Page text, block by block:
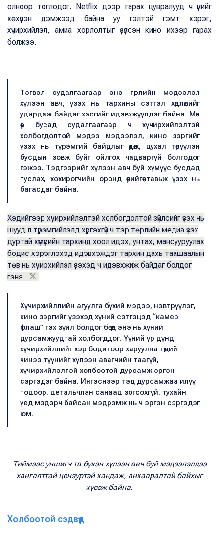
олноор тоглодог. Netflix дээр гарах цувралууд ч үүнийг
хөхүүлэн дэмжээд байна уу гэлтэй гэмт хэрэг,
хүчирхийлэл, амиа хорлолтыг үзүүлсэн кино ихээр гарах
болжээ.
Тэгвэл судалгаагаар энэ төрлийн мэдээлэл
хүлээн авч, үзэх нь тархины сэтгэл хөдлөлийг
удирдаж байдаг хэсгийг идэвхжүүлдэг байна. Мөн
өөр бусад судалгаагаар ч хүчирхийлэлтэй
холбогдолтой мэдээ мэдээлэл, кино зэргийг
үзэх нь түрэмгий байдлыг өдөөж, цухал төрүүлэн
бусдын зовж буйг ойлгох чадваргүй болгодог
гэжээ. Тэдгээрийг хүлээн авч буй хүмүүс бусдад
туслах, хохирогчийн оронд өөрийгөө тавьж үзэх нь
багасдаг байна.
Хэдийгээр хүчирхийлэлтэй холбогдолтой зүйлсийг үзэх нь
шууд л түрэмгийлэлд хүргэхгүй ч тэр төрлийн медиа үзэх
дуртай хүмүүсийн тархинд хоол идэх, унтах, мансууруулах
бодис хэрэглэхэд идэвхэждэг тархин дахь таашаалын
төв нь хүчирхийлэл үзэхэд ч идэвхжиж байдаг болдог
гэнэ.
Хүчирхийллийн агуулга бүхий мэдээ, нэвтрүүлэг,
кино зэргийг үзэхэд хүний сэтгэцэд “камер
флаш” гэх зүйл болдог бөгөөд энэ нь хүний
дурсамжуудтай холбогддог. Үүний үр дүнд
хүчирхийллийг хэр бодитоор харуулна төдий
чинээ түүнийг хүлээн авагчийн таагүй,
хүчирхийлэлтэй холбоотой дурсамж эргэн
сэргэдэг байна. Ингэснээр тэд дурсамжаа илүү
тодоор, детальчлан санаад зогсохгүй, тухайн
үед мэдэрч байсан мэдрэмж нь ч эргэн сэргэдэг
юм.
Тиймээс уншигч та бүхэн хүлээн авч буй мэдээлэлдээ
хангалттай цензуртэй хандаж, анхааралтай байхыг
хүсэж байна.
Холбоотой сэдвүүд